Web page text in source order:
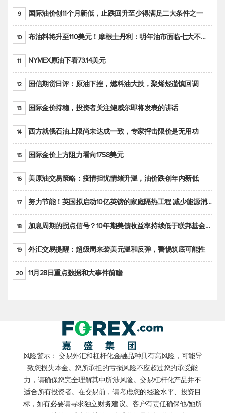
9 国际油价创11个月新低，止跌回升至少得满足二大条件之一
10 布油料将升至110美元！摩根士丹利：明年油市面临七大不确定性
11 NYMEX原油下看73.14美元
12 国信期货日评：原油下挫，燃料油大跌，聚烯烃谨慎回调
13 国际金价持稳，投资者关注鲍威尔即将发表的讲话
14 西方就俄石油上限尚未达成一致，专家抨击限价是无用功
15 国际金价上方阻力看向1758美元
16 美原油交易策略：疫情担忧情绪升温，油价跌创年内新低
17 努力节能！英国拟启动10亿英镑的家庭隔热工程 减少能源消耗
18 加息周期的拐点信号？10年期美债收益率持续低于联邦基金利率目标区间
19 外汇交易提醒：超级周来袭美元温和反弹，警惕筑底可能性
20 11月28日重点数据和大事件前瞻
风险警示： 交易外汇和杠杆化金融品种具有高风险，可能导
致您损失本金。您所承担的亏损风险不应超过您的承受能
力，请确保您完全理解其中所涉风险。交易杠杆化产品并不
适合所有投资者。在交易前，请考虑您的经验水平、投资目
标，如有必要请寻求独立财务建议。客户有责任确保他/她所